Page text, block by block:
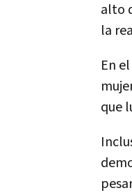
alto
la
En
que